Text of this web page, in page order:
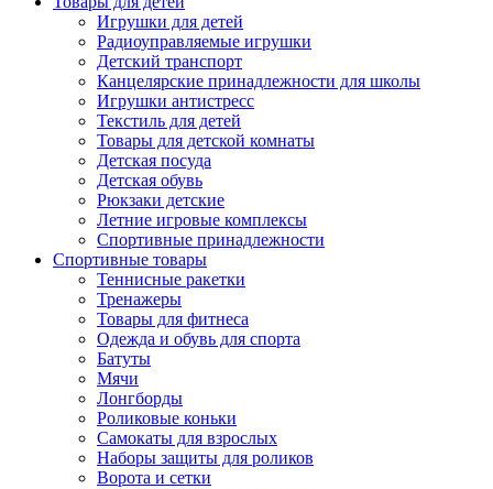
Игрушки для детей
Радиоуправляемые игрушки
Детский транспорт
Канцелярские принадлежности для школы
Игрушки антистресс
Текстиль для детей
Товары для детской комнаты
Детская посуда
Детская обувь
Рюкзаки детские
Летние игровые комплексы
Спортивные принадлежности
Спортивные товары
Теннисные ракетки
Тренажеры
Товары для фитнеса
Одежда и обувь для спорта
Батуты
Мячи
Лонгборды
Роликовые коньки
Самокаты для взрослых
Наборы защиты для роликов
Ворота и сетки